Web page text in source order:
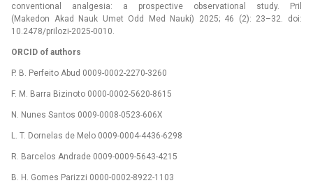
conventional analgesia: a prospective observational study. Pril
(Makedon Akad Nauk Umet Odd Med Nauki) 2025; 46 (2): 23–32. doi:
10.2478/prilozi-2025-0010.
ORCID of authors
P. B. Perfeito Abud 0009-0002-2270-3260
F. M. Barra Bizinoto 0000-0002-5620-8615
N. Nunes Santos 0009-0008-0523-606X
L. T. Dornelas de Melo 0009-0004-4436-6298
R. Barcelos Andrade 0009-0009-5643-4215
B. H. Gomes Parizzi 0000-0002-8922-1103